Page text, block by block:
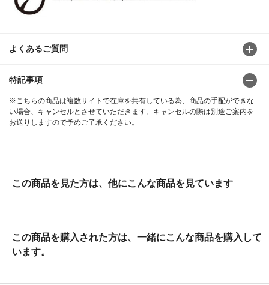
よくあるご質問
特記事項
※こちらの商品は複数サイトで在庫を共有している為、商品の手配ができな
い場合、キャンセルとさせていただきます。キャンセルの際は別途ご案内を
お送りしますので予めご了承ください。
この商品を見た方は、他にこんな商品を見ています
この商品を購入された方は、一緒にこんな商品を購入して
います。